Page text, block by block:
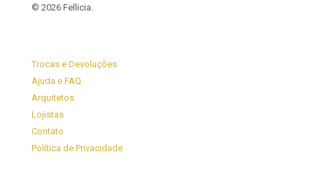
© 2026 Fellicia.
Trocas e Devoluções
Ajuda e FAQ
Arquitetos
Lojistas
Contato
Política de Privacidade